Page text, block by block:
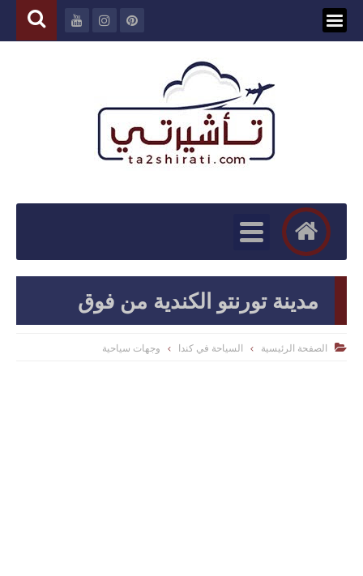
مدينة تورنتو الكندية من فوق
 الصفحة الرئيسية السياحة في كندا وجهات سياحية